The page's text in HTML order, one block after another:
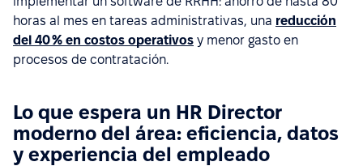
horas al mes en tareas administrativas, una reducción
del 40 % en costos operativos y menor gasto en
procesos de contratación.
Lo que espera un HR Director
moderno del área: eficiencia, datos
y experiencia del empleado